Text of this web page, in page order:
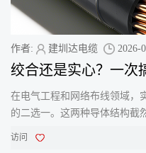
作者: 建圳达电缆 2026-
绞合还是实心？一次
在电气工程和网络布线领域，
的二选一。这两种导体结构截
和适用场景。根据行业数据，
访问